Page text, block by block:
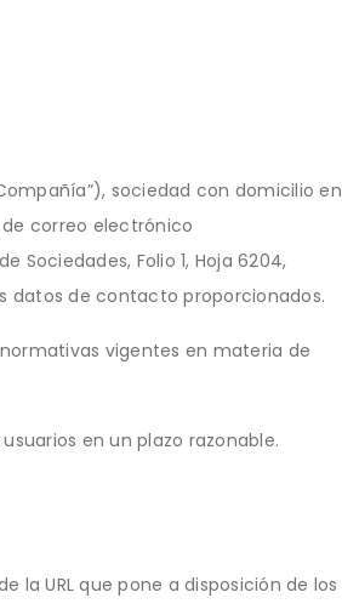
sociedad con domicilio en
de correo electrónico
Sociedades, Folio 1, Hoja 6204,
datos de contacto proporcionados.
vigentes en materia de
en un plazo razonable.
la URL que pone a disposición de los